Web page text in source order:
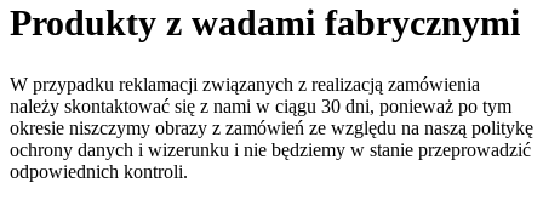
Produkty z wadami fabrycznymi
W przypadku reklamacji związanych z realizacją zamówienia
należy skontaktować się z nami w ciągu 30 dni, ponieważ po tym
okresie niszczymy obrazy z zamówień ze względu na naszą politykę
ochrony danych i wizerunku i nie będziemy w stanie przeprowadzić
odpowiednich kontroli.